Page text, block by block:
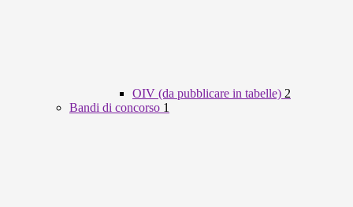
OIV (da pubblicare in tabelle) 2
Bandi di concorso 1